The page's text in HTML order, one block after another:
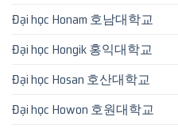
Đại học Honam 호남대학교
Đại học Hongik 홍익대학교
Đại học Hosan 호산대학교
Đại học Howon 호원대학교